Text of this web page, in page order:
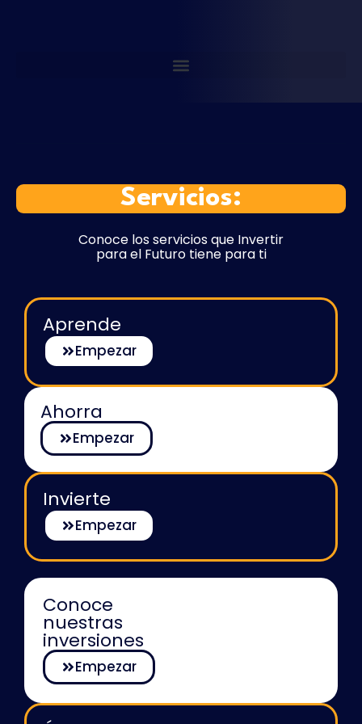
Servicios:
Conoce los servicios que Invertir
para el Futuro tiene para ti
Aprende
Empezar
Ahorra
Empezar
Invierte
Empezar
Conoce
nuestras
inversiones
Empezar